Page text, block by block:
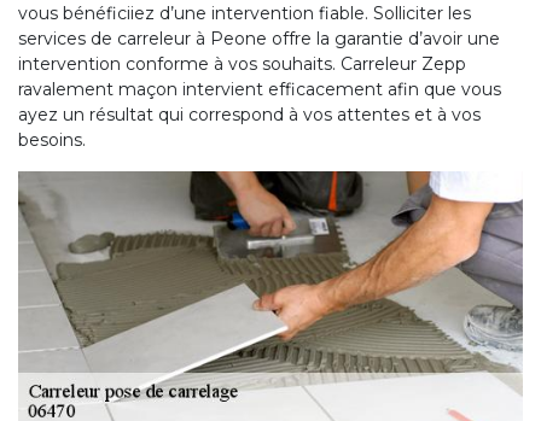
vous bénéficiiez d’une intervention fiable. Solliciter les
services de carreleur à Peone offre la garantie d’avoir une
intervention conforme à vos souhaits. Carreleur Zepp
ravalement maçon intervient efficacement afin que vous
ayez un résultat qui correspond à vos attentes et à vos
besoins.